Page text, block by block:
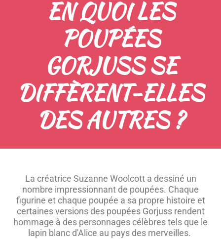
EN QUOI LES
POUPÉES
GORJUSS SE
DIFFÈRENT-ELLES
DES AUTRES ?
La créatrice Suzanne Woolcott a dessiné un
nombre impressionnant de poupées. Chaque
figurine et chaque poupée a sa propre histoire et
certaines versions des poupées Gorjuss rendent
hommage à des personnages célèbres tels que le
lapin blanc d'Alice au pays des merveilles.